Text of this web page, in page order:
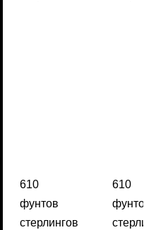
610
фунтов
стерлингов
610